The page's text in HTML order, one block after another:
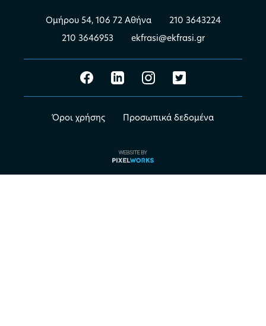
Ομήρου 54, 106 72 Αθήνα
210 3643224
210 3646953
ekfrasi@ekfrasi.gr
Όροι χρήσης Προσωπικά δεδομένα